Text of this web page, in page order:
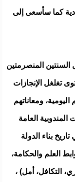
كما سأسعى إلى
السنتين المنصرمتين
تغلغل الإنجازات
ومعاناتهم
العامة
بناء الدولة
العلم والحكامة،
التكافل، أمل) ،